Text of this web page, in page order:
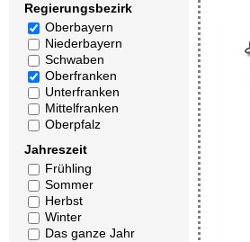
Regierungsbezirk
Oberbayern
Niederbayern
Schwaben
Oberfranken
Unterfranken
Mittelfranken
Oberpfalz
Jahreszeit
Frühling
Sommer
Herbst
Winter
Das ganze Jahr